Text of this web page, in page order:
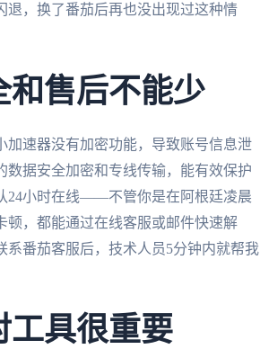
退，换了番茄后再也没出现过这种情
和售后不能少
加速器没有加密功能，导致账号信息泄
数据安全加密和专线传输，能有效保护
24小时在线——不管你是在阿根廷凌晨
顿，都能通过在线客服或邮件快速解
番茄客服后，技术人员5分钟内就帮我
工具很重要